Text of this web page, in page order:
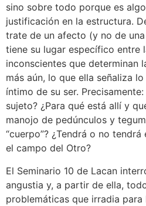
sino sobre todo porque es
justificación en la estructura.
trate de un afecto (y no de
tiene su lugar específico entre
inconscientes que determinan
más aún, lo que ella señaliza
íntimo de su ser.
sujeto? ¿Para qué está allí y
manojo de pedúnculos y
“cuerpo”? ¿Tendrá o no
el campo del Otro?
El Seminario 10 de Lacan
angustia y, a partir de ella,
problemáticas que irradia